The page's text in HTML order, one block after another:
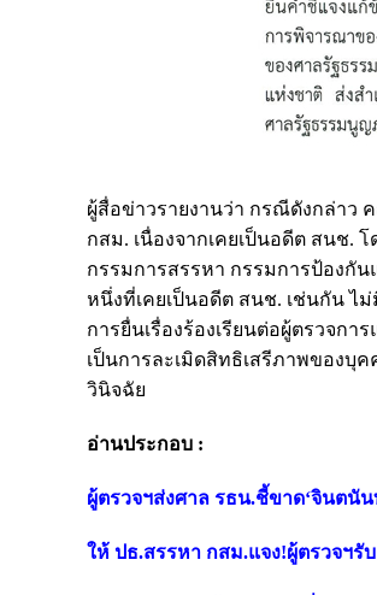
ผู้สื่อข่าวรายงานว่า กรณีดังกล่าว
กสม. เนื่องจากเคยเป็นอดีต สนช.
กรรมการสรรหา กรรมการป้องกัน
หนึ่งที่เคยเป็นอดีต สนช. เช่นกัน ไ
การยื่นเรื่องร้องเรียนต่อผู้ตรวจก
เป็นการละเมิดสิทธิเสรีภาพของบุ
วินิจฉัย
อ่านประกอบ :
ผู้ตรวจฯส่งศาล รธน.ชี้ขาด‘จินตนั
ให้ ปธ.สรรหา กสม.แจง!ผู้ตรวจฯ